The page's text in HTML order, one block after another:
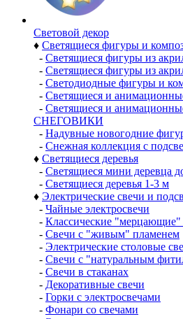
Световой декор
♦ Светящиеся фигуры и
- Светящиеся фигуры из
- Светящиеся фигуры из
- Светодиодные фигуры и
- Светящиеся и
- Светящиеся и
СНЕГОВИКИ
- Надувные новогодние
- Снежная коллекция с
♦ Светящиеся деревья
- Светящиеся мини деревца
- Светящиеся деревья 1-3 м
♦ Электрические свечи и
- Чайные электросвечи
- Классические "мерцающие"
- Свечи с "живым" пламенем
- Электрические столовые
- Свечи с "натуральным
- Свечи в стаканах
- Декоративные свечи
- Горки с электросвечами
- Фонари со свечами